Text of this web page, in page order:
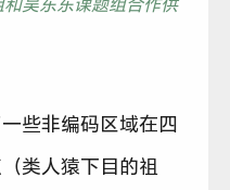
些非编码区域在四
类人猿下目的祖